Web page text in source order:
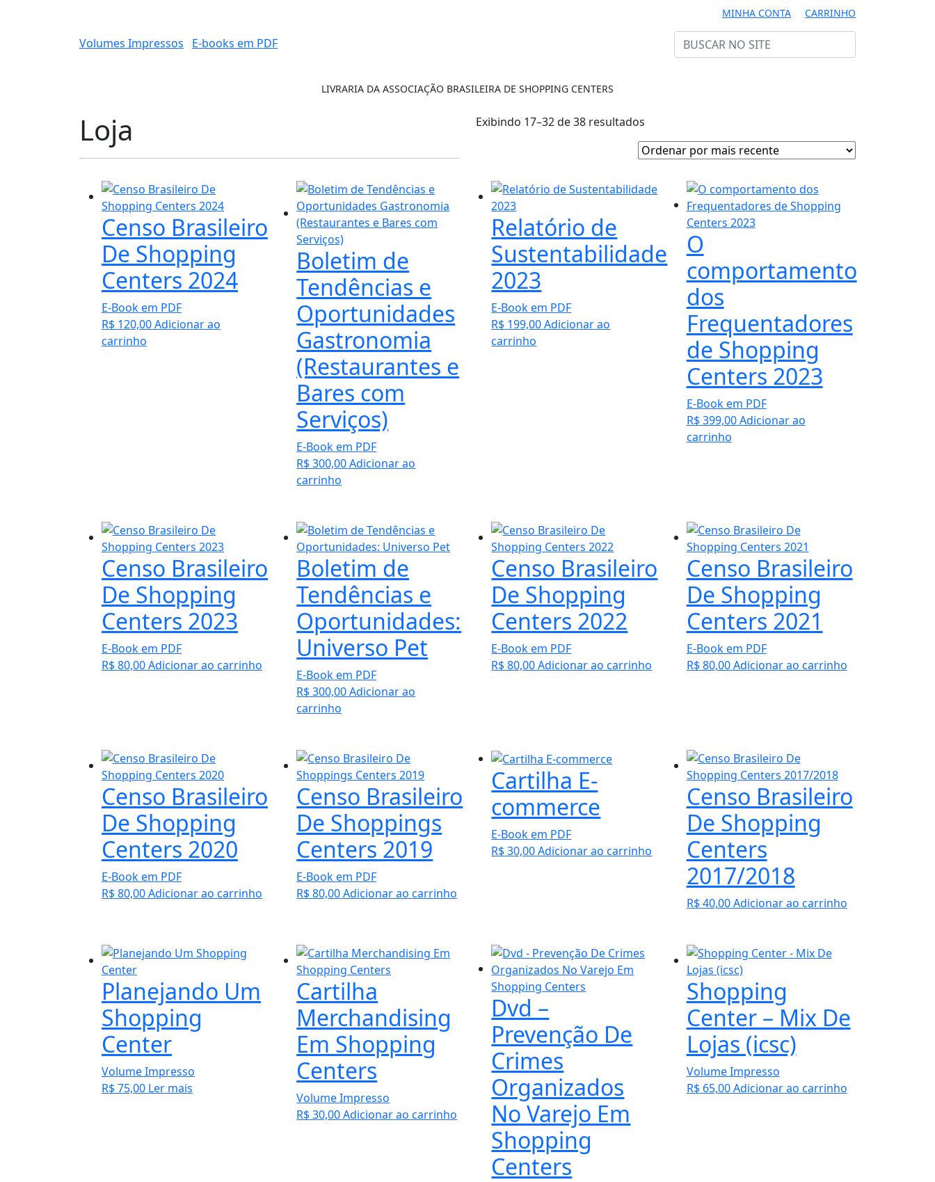
Volumes Impressos E-books em PDF
MINHA CONTA CARRINHO
LIVRARIA DA ASSOCIAÇÃO BRASILEIRA DE SHOPPING CENTERS
Loja Exibindo 17–32 de 38 resultados
por
mais
Censo Brasileiro
De Shopping
Centers 2024
E-Book em PDF
R$ 120,00Adicionar ao
carrinho
Boletim de
Tendências e
Oportunidades
Gastronomia
(Restaurantes e
Bares com
Serviços)
E-Book em PDF
R$300,00Adicionar ao
carrinho
Relatório de
Sustentabilidade
2023
E-Book em PDF
R$ 199,00 Adicionar ao
carrinho
O
comportamento
dos
Frequentadores
de Shopping
Centers 2023
E-Book em PDF
R$399,00Adicionar ao
carrinho
Censo Brasileiro
De Shopping
Centers 2023
E-Book em PDF
R$80,00Adicionar ao carrinho
Boletim de
Tendências e
Oportunidades:
Universo Pet
E-Book em PDF
R$300,00Adicionar ao
carrinho
Censo Brasileiro
De Shopping
Centers 2022
E-Book em PDF
R$80,00 Adicionar ao carrinho
Censo Brasileiro
De Shopping
Centers 2021
E-Book em PDF
R$80,00Adicionar ao carrinho
Censo Brasileiro
De Shopping
Centers 2020
E-Book em PDF
R$80,00Adicionar ao carrinho
Censo Brasileiro
De Shoppings
Centers 2019
E-Book em PDF
R$80,00Adicionar ao carrinho
Cartilha E-
commerce
E-Book em PDF
R$30,00 Adicionar ao carrinho
Censo Brasileiro
De Shopping
Centers
2017/2018
R$40,00Adicionar ao carrinho
Planejando Um
Shopping
Center
Volume Impresso
R$75,00 Ler mais
Cartilha
Merchandising
Em Shopping
Centers
Volume Impresso
R$30,00Adicionar ao carrinho
Dvd –
Prevenção De
Crimes
Organizados
No Varejo Em
Shopping
Centers
Shopping
Center – Mix De
Lojas (icsc)
Volume Impresso
R$65,00Adicionar ao carrinho